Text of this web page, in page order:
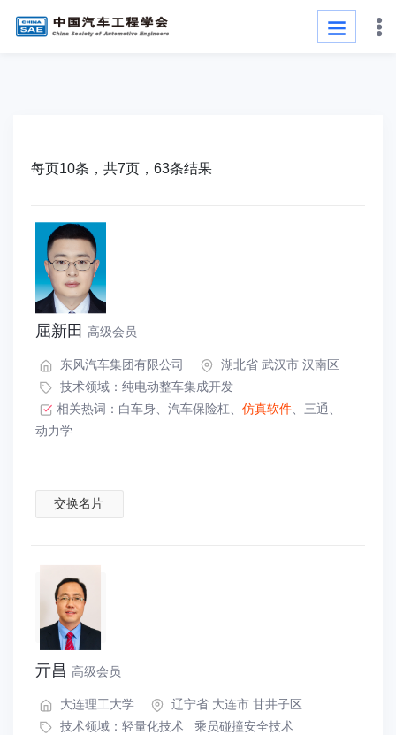
每页10条，共7页，63条结果
屈新田 高级会员
东风汽车集团有限公司
湖北省 武汉市 汉南区
技术领域： 纯电动整车集成开发
相关热词： 白车身、 汽车保险杠、 仿真软件、 三通 、
动力学
交换名片
亓昌 高级会员
大连理工大学
辽宁省 大连市 甘井子区
技术领域： 轻量化技术 乘员碰撞安全技术